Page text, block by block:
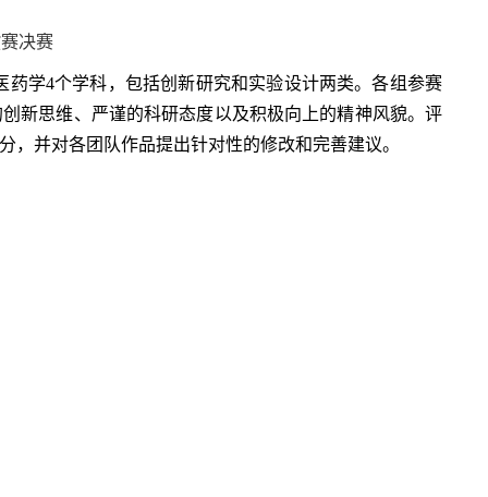
决赛
4个学科，包括创新研究和实验设计两类。各组参赛
新思维、严谨的科研态度以及积极向上的精神风貌。评
并对各团队作品提出针对性的修改和完善建议。